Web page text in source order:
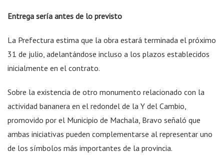
Entrega sería antes de lo previsto
La Prefectura estima que la obra estará terminada el próximo
31 de julio, adelantándose incluso a los plazos establecidos
inicialmente en el contrato.
Sobre la existencia de otro monumento relacionado con la
actividad bananera en el redondel de la Y del Cambio,
promovido por el Municipio de Machala, Bravo señaló que
ambas iniciativas pueden complementarse al representar uno
de los símbolos más importantes de la provincia.